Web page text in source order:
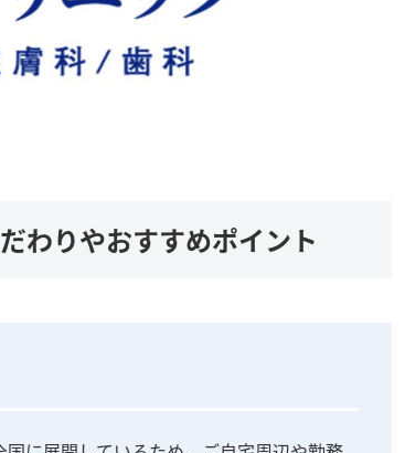
わりやおすすめポイント